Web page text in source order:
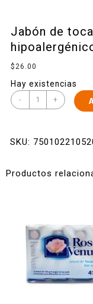
Jabón de
$26.00
Hay existencias
- +
SKU:
Productos